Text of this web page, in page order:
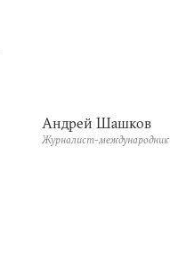
Андрей Шашков
Журналист-международник